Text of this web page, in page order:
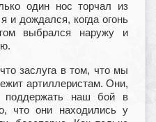
один нос торчал из
и дождался, когда огонь
выбрался наружу и
заслуга в том, что мы
артиллеристам. Они,
поддержать наш бой в
что они находились у